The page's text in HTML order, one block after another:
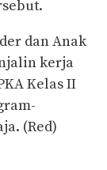
dan Anak
kerja
Kelas II
(Red)